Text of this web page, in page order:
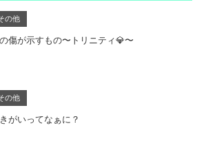
の他
傷が示すもの〜トリニティ💎〜
の他
がいってなぁに？